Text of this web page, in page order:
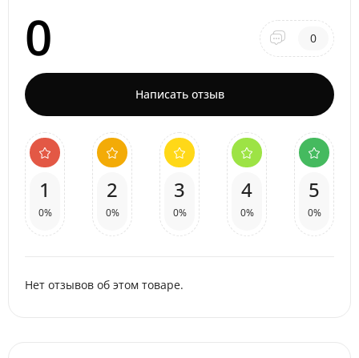
0 0
Написать отзыв
1
0%
2
0%
3
0%
4
0%
5
0%
Нет отзывов об этом товаре.